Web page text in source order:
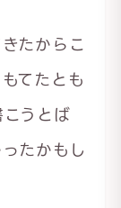
たからこ
てたとも
うとば
たかもし